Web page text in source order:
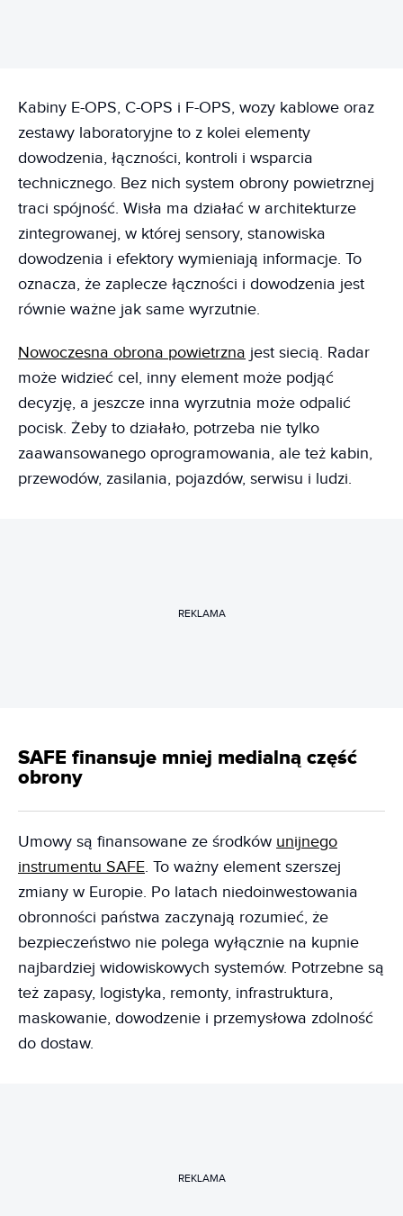
Kabiny E-OPS, C-OPS i F-OPS, wozy kablowe oraz
zestawy laboratoryjne to z kolei elementy
dowodzenia, łączności, kontroli i wsparcia
technicznego. Bez nich system obrony powietrznej
traci spójność. Wisła ma działać w architekturze
zintegrowanej, w której sensory, stanowiska
dowodzenia i efektory wymieniają informacje. To
oznacza, że zaplecze łączności i dowodzenia jest
równie ważne jak same wyrzutnie.
Nowoczesna obrona powietrzna jest siecią. Radar
może widzieć cel, inny element może podjąć
decyzję, a jeszcze inna wyrzutnia może odpalić
pocisk. Żeby to działało, potrzeba nie tylko
zaawansowanego oprogramowania, ale też kabin,
przewodów, zasilania, pojazdów, serwisu i ludzi.
REKLAMA
SAFE finansuje mniej medialną część
obrony
Umowy są finansowane ze środków unijnego
instrumentu SAFE. To ważny element szerszej
zmiany w Europie. Po latach niedoinwestowania
obronności państwa zaczynają rozumieć, że
bezpieczeństwo nie polega wyłącznie na kupnie
najbardziej widowiskowych systemów. Potrzebne są
też zapasy, logistyka, remonty, infrastruktura,
maskowanie, dowodzenie i przemysłowa zdolność
do dostaw.
REKLAMA